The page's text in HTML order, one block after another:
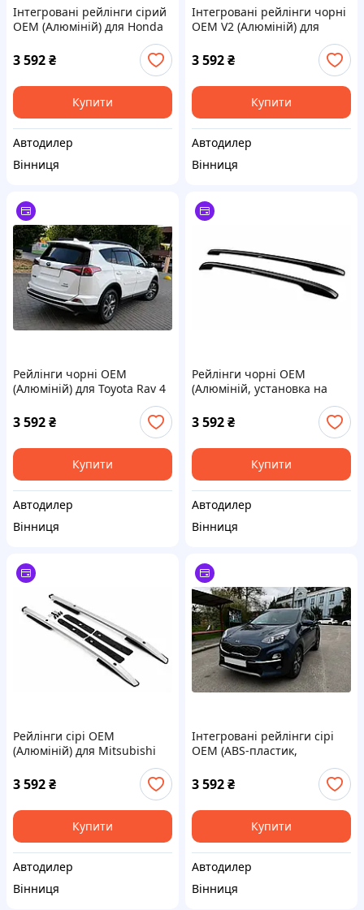
Інтегровані рейлінги сірий
OEM (Алюміній) для Honda
3 592₴
Купити
Автодилер
Вінниця
Інтегровані рейлінги чорні
OEM V2 (Алюміній) для
Toyota Rav 4 2019-2025 рр
3 592₴
Купити
Автодилер
Вінниця
Рейлінги чорні OEM
(Алюміній) для Toyota Rav 4
3 592₴
Купити
Автодилер
Вінниця
Рейлінги чорні OEM
(Алюміній, установка на
клей) для Kia Sorento II XM
2009-2014 рр
3 592₴
Купити
Автодилер
Вінниця
Рейлінги сірі OEM
(Алюміній) для Mitsubishi
3 592₴
Купити
Автодилер
Вінниця
Інтегровані рейлінги сірі
OEM (ABS-пластик,
установка на клей) для Kia
Sportage 2015-2021 рр
3 592₴
Купити
Автодилер
Вінниця